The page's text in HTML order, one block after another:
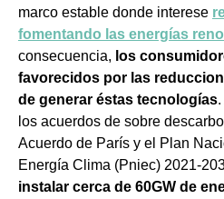
marco estable donde interese
fomentando las energías
consecuencia, los
favorecidos por las
de generar éstas tecnologías
los acuerdos de sobre
Acuerdo de París y el Plan
Energía Clima (Pniec) 2021-
instalar cerca de 60GW de